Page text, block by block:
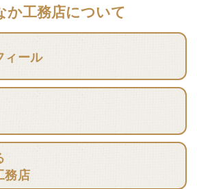
か工務店について
ィール
務店